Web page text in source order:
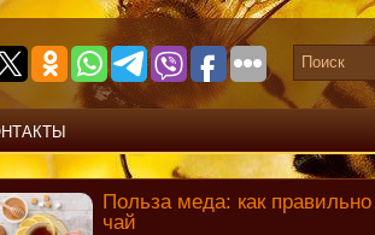
Польза меда: как
чай